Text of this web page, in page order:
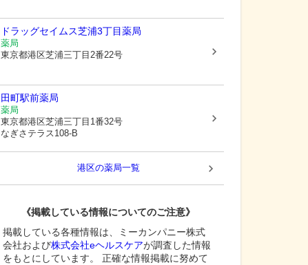
ドラッグセイムス芝浦3丁目薬局
薬局
東京都港区芝浦三丁目2番22号
田町駅前薬局
薬局
東京都港区芝浦三丁目1番32号
なぎさテラス108-B
港区の薬局一覧
《掲載している情報についてのご注意》
掲載している各種情報は、ミーカンパニー株式
会社および株式会社eヘルスケアが調査した情報
をもとにしています。 正確な情報掲載に努めて